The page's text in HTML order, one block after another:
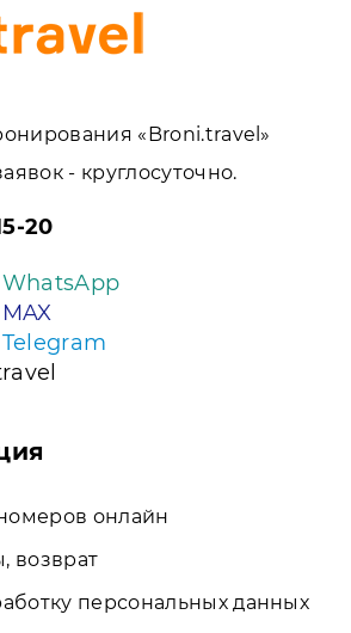
«Broni.travel»
- круглосуточно.
20
онлайн
возврат
персональных данных